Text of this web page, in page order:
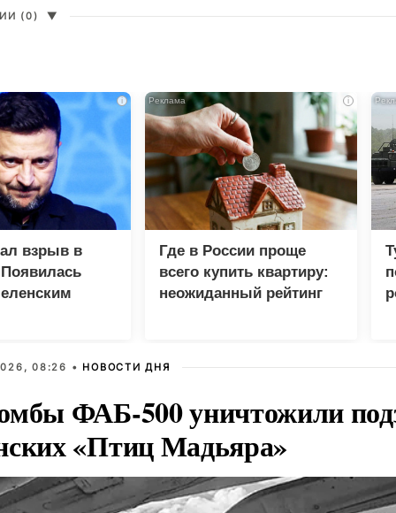
(0) ▼
i
взрыв в
i
Где в России проще
всего купить квартиру:
неожиданный рейтинг
08:26 • НОВОСТИ ДНЯ
ФАБ-500 уничтожили
«Птиц Мадьяра»